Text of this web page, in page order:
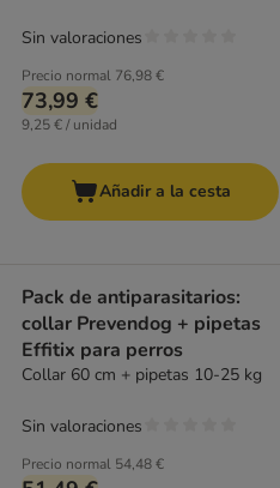
Precio normal 76,98 €
73,99 €
9,25 € / unidad
Sin valoraciones
Añadir a la cesta
Pack de antiparasitarios:
collar Prevendog + pipetas
Effitix para perros
Collar 60 cm + pipetas 10-25 kg
Precio normal 54,48 €
Sin valoraciones